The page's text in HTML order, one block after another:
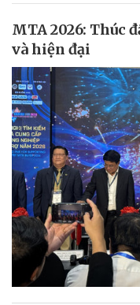
MTA 2026: Thúc
và hiện đại